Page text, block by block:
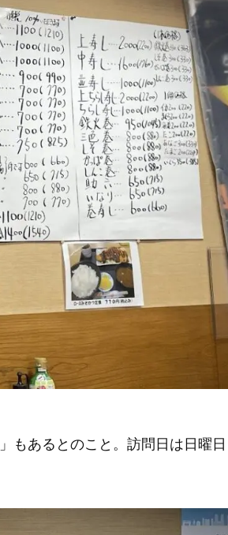
」もあるとのこと。訪問日は日曜日